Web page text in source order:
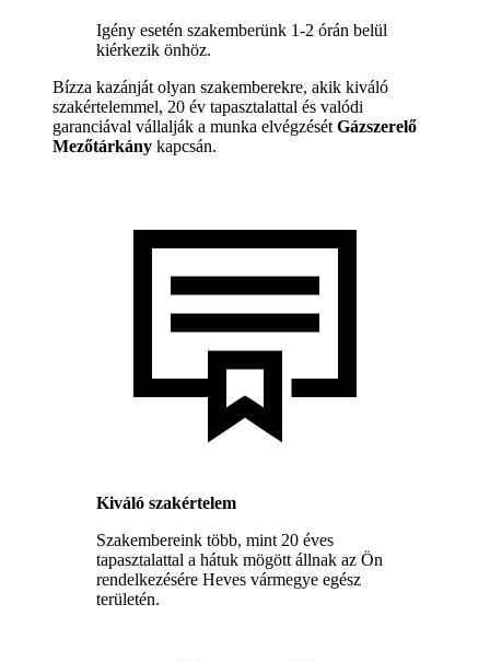
Igény esetén szakemberünk 1-2 órán belül
kiérkezik önhöz.
Bízza kazánját olyan szakemberekre, akik kiváló
szakértelemmel, 20 év tapasztalattal és valódi
garanciával vállalják a munka elvégzését Gázszerelő
Mezőtárkány kapcsán.
Kiváló szakértelem
Szakembereink több, mint 20 éves
tapasztalattal a hátuk mögött állnak az Ön
rendelkezésére Heves vármegye egész
területén.